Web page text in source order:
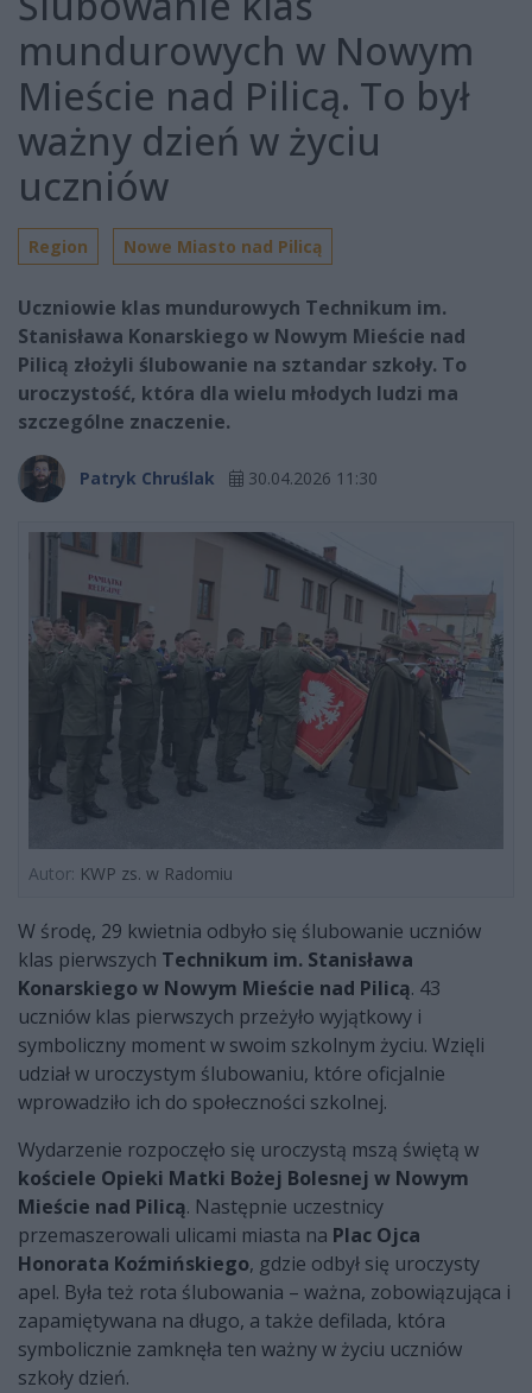
mundurowych w Nowym
Mieście nad Pilicą. To był
ważny dzień w życiu
uczniów
Region Nowe Miasto nad Pilicą
Uczniowie klas mundurowych Technikum im.
Stanisława Konarskiego w Nowym Mieście nad
Pilicą złożyli ślubowanie na sztandar szkoły. To
uroczystość, która dla wielu młodych ludzi ma
szczególne znaczenie.
Patryk Chruślak 30.04.2026 11:30
Autor: KWP zs. w Radomiu
W środę, 29 kwietnia odbyło się ślubowanie uczniów
klas pierwszych Technikum im. Stanisława
Konarskiego w Nowym Mieście nad Pilicą. 43
uczniów klas pierwszych przeżyło wyjątkowy i
symboliczny moment w swoim szkolnym życiu. Wzięli
udział w uroczystym ślubowaniu, które oficjalnie
wprowadziło ich do społeczności szkolnej.
Wydarzenie rozpoczęło się uroczystą mszą świętą w
kościele Opieki Matki Bożej Bolesnej w Nowym
Mieście nad Pilicą. Następnie uczestnicy
przemaszerowali ulicami miasta na Plac Ojca
Honorata Koźmińskiego, gdzie odbył się uroczysty
apel. Była też rota ślubowania – ważna, zobowiązująca i
zapamiętywana na długo, a także defilada, która
symbolicznie zamknęła ten ważny w życiu uczniów
szkoły dzień.